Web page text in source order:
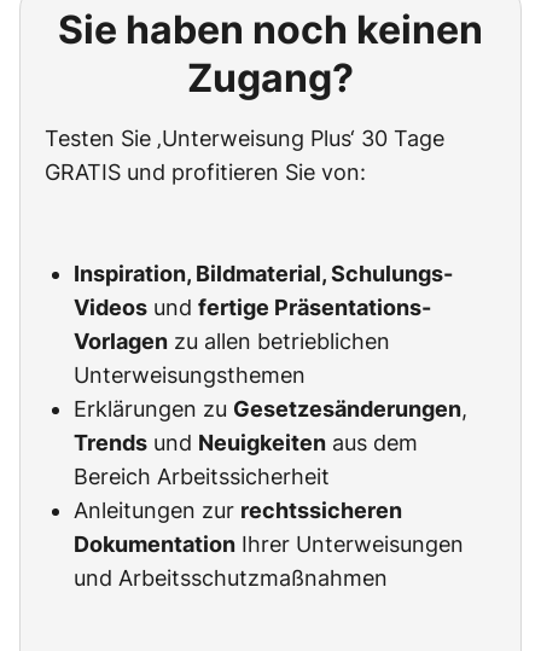
Sie haben noch keinen
Zugang?
Testen Sie ‚Unterweisung Plus‘ 30 Tage
GRATIS und profitieren Sie von:
Inspiration, Bildmaterial, Schulungs-
Videos und fertige Präsentations-
Vorlagen zu allen betrieblichen
Unterweisungsthemen
Erklärungen zu Gesetzesänderungen,
Trends und Neuigkeiten aus dem
Bereich Arbeitssicherheit
Anleitungen zur rechtssicheren
Dokumentation Ihrer Unterweisungen
und Arbeitsschutzmaßnahmen